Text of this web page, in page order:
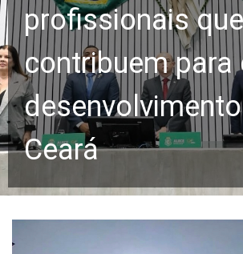
profissionais que
contribuem para
Ceará